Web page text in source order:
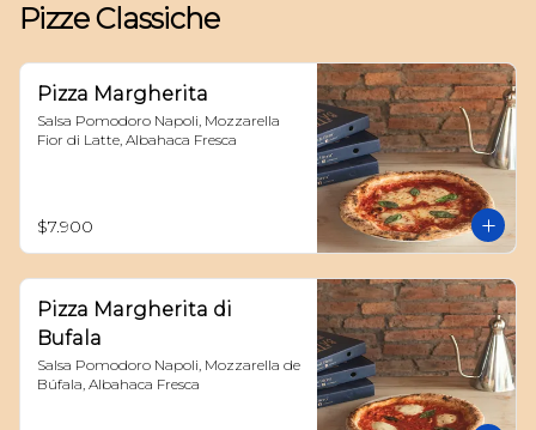
Pizze Classiche
Pizza Margherita
Salsa Pomodoro Napoli, Mozzarella
Fior di Latte, Albahaca Fresca
$7.900
Pizza Margherita di
Bufala
Salsa Pomodoro Napoli, Mozzarella de
Búfala, Albahaca Fresca